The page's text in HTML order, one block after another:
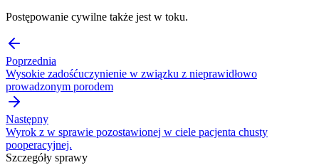
Postępowanie cywilne także jest w toku.
Poprzednia
Wysokie zadośćuczynienie w związku z nieprawidłowo
prowadzonym porodem
Następny
Wyrok z w sprawie pozostawionej w ciele pacjenta chusty
pooperacyjnej.
Szczegóły sprawy